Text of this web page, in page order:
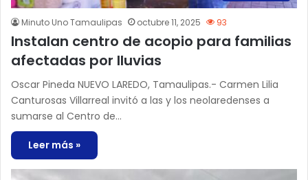
Minuto Uno Tamaulipas octubre 11, 2025 93
Instalan centro de acopio para familias
afectadas por lluvias
Oscar Pineda NUEVO LAREDO, Tamaulipas.- Carmen Lilia
Canturosas Villarreal invitó a las y los neolaredenses a
sumarse al Centro de…
Leer más »